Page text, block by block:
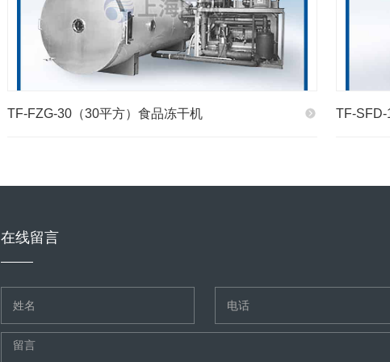
TF-FZG-30（30平方）食品冻干机 TF-SFD-
在线留言